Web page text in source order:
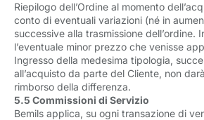
Riepilogo dell’Ordine al momento
conto di eventuali variazioni (né in
successive alla trasmissione dell’ordine.
l’eventuale minor prezzo che venisse
Ingresso della medesima tipologia,
all’acquisto da parte del Cliente, non
rimborso della differenza.
5.5 Commissioni di Servizio
Bemils applica, su ogni transazione di